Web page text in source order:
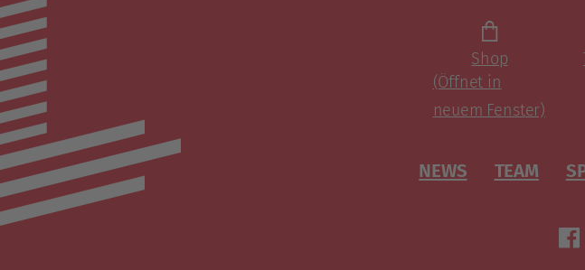
Shop
(Öffnet in
neuem Fenster)
NEWS TEAM